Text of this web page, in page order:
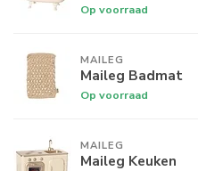
Op voorraad
MAILEG
Maileg Badmat
Op voorraad
MAILEG
Maileg Keuken